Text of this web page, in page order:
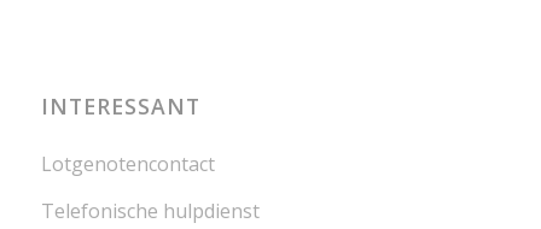
INTERESSANT
Lotgenotencontact
Telefonische hulpdienst